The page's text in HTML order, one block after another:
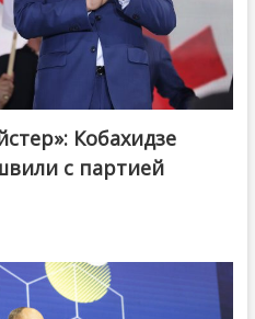
Dream
Кобахидзе
с партией